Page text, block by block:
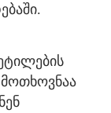
მოთხოვნაა